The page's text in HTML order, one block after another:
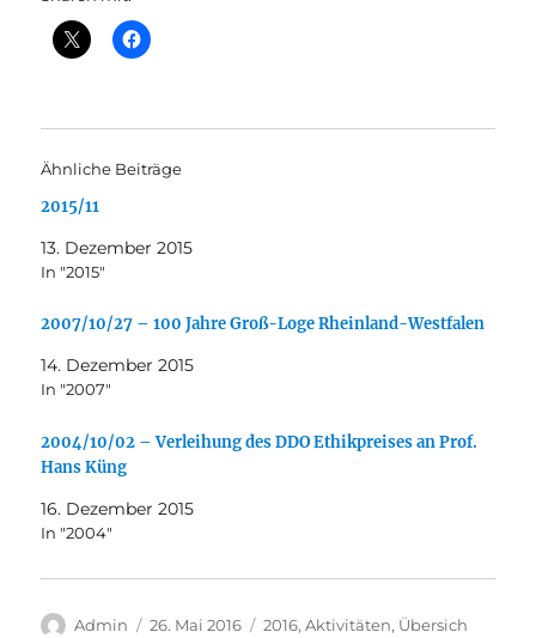
Ähnliche Beiträge
2015/11
13. Dezember 2015
In "2015"
2007/10/27 – 100 Jahre Groß-Loge Rheinland-Westfalen
14. Dezember 2015
In "2007"
2004/10/02 – Verleihung des DDO Ethikpreises an Prof.
Hans Küng
16. Dezember 2015
In "2004"
Autor
Admin
Veröffentlicht
26. Mai 2016 Kategorien
2016,Aktivitäten, Übersich